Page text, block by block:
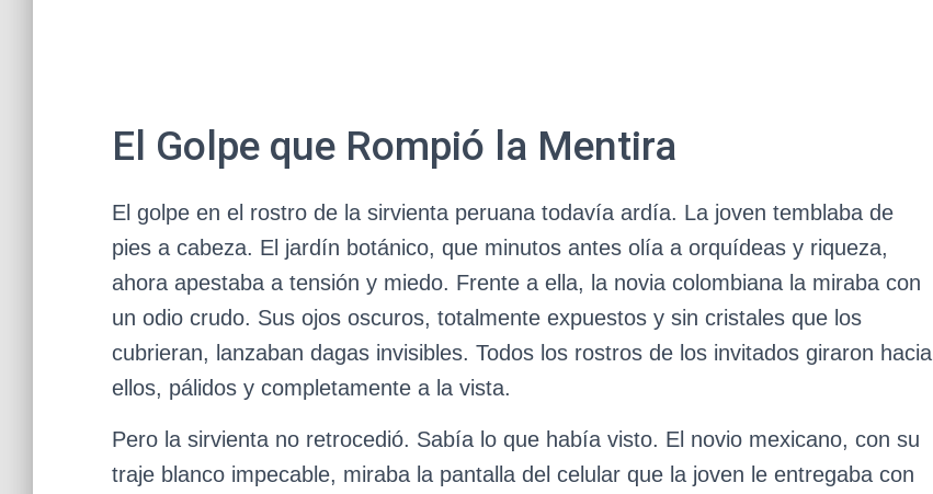
El Golpe que Rompió la Mentira
El golpe en el rostro de la sirvienta peruana todavía ardía. La joven temblaba de
pies a cabeza. El jardín botánico, que minutos antes olía a orquídeas y riqueza,
ahora apestaba a tensión y miedo. Frente a ella, la novia colombiana la miraba con
un odio crudo. Sus ojos oscuros, totalmente expuestos y sin cristales que los
cubrieran, lanzaban dagas invisibles. Todos los rostros de los invitados giraron hacia
ellos, pálidos y completamente a la vista.
Pero la sirvienta no retrocedió. Sabía lo que había visto. El novio mexicano, con su
traje blanco impecable, miraba la pantalla del celular que la joven le entregaba con